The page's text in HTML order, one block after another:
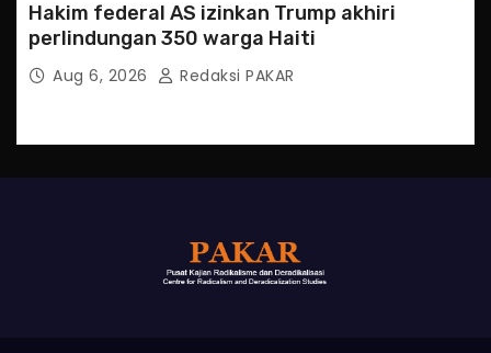
Hakim federal AS izinkan Trump akhiri
perlindungan 350 warga Haiti
Aug 6, 2026 Redaksi PAKAR